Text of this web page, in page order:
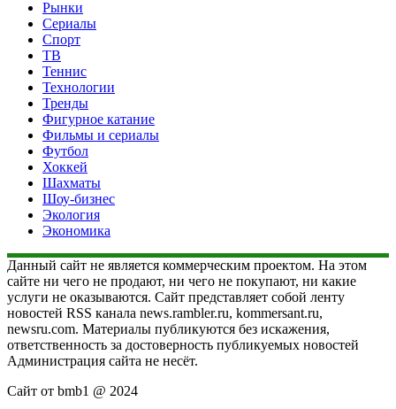
Рынки
Сериалы
Спорт
ТВ
Теннис
Технологии
Тренды
Фигурное катание
Фильмы и сериалы
Футбол
Хоккей
Шахматы
Шоу-бизнес
Экология
Экономика
Данный сайт не является коммерческим проектом. На этом
сайте ни чего не продают, ни чего не покупают, ни какие
услуги не оказываются. Сайт представляет собой ленту
новостей RSS канала news.rambler.ru, kommersant.ru,
newsru.com. Материалы публикуются без искажения,
ответственность за достоверность публикуемых новостей
Администрация сайта не несёт.
Сайт от bmb1 @ 2024